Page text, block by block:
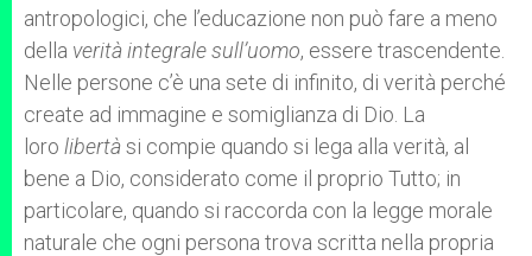
antropologici, che l’educazione non può fare a meno
della verità integrale sull’uomo, essere trascendente.
Nelle persone c’è una sete di infinito, di verità perché
create ad immagine e somiglianza di Dio. La
loro libertàsi compie quando si lega alla verità, al
bene a Dio, considerato come il proprio Tutto; in
particolare, quando si raccorda con la legge morale
naturale che ogni persona trova scritta nella propria